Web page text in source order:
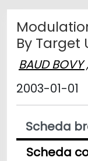
By Target
BAUD BOVY
2003-01-01
Scheda
Scheda